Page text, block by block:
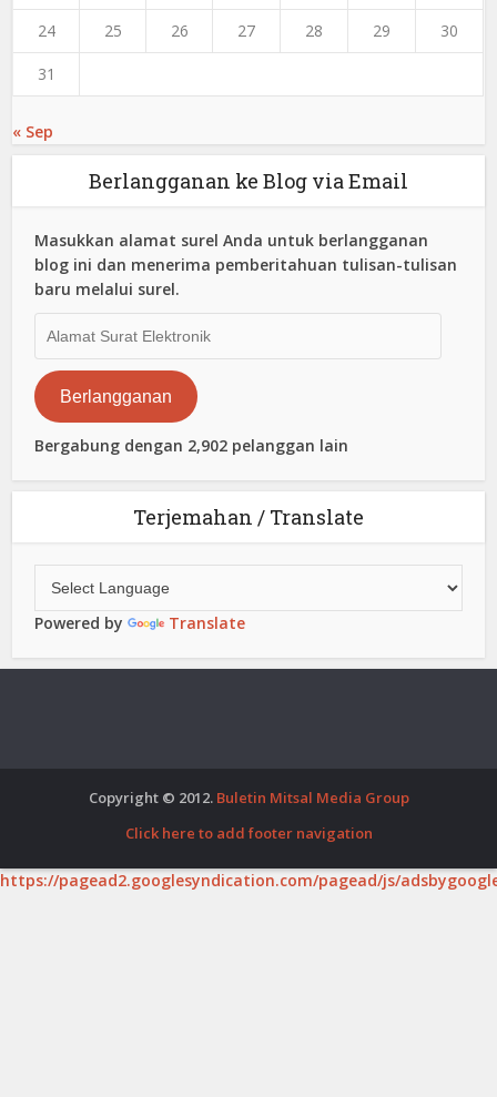
24 25 26 27 28 29 30
31
« Sep
Berlangganan ke Blog via Email
Masukkan alamat surel Anda untuk berlangganan
blog ini dan menerima pemberitahuan tulisan-tulisan
baru melalui surel.
Surat
Elektronik
Berlangganan
Bergabung dengan 2,902 pelanggan lain
Terjemahan / Translate
Powered by Translate
Copyright © 2012. Buletin Mitsal Media Group
Click here to add footer navigation
https://pagead2.googlesyndication.com/pagead/js/